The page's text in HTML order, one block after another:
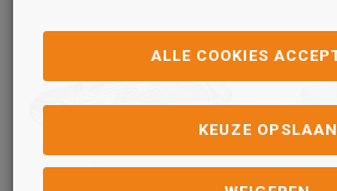
ALLE COOKIES
KEUZE OPSLAAN